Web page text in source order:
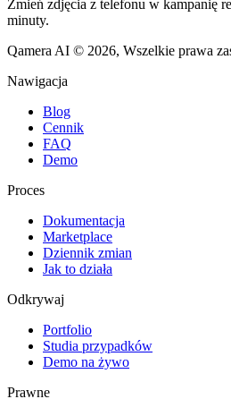
Zmień zdjęcia z telefonu w kampanię
minuty.
Qamera AI © 2026, Wszelkie prawa
Nawigacja
Blog
Cennik
FAQ
Demo
Proces
Dokumentacja
Marketplace
Dziennik zmian
Jak to działa
Odkrywaj
Portfolio
Studia przypadków
Demo na żywo
Prawne